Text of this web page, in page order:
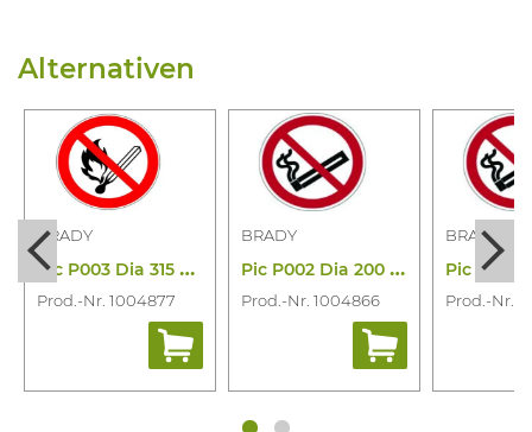
Alternativen
BRADY
P
ic P003 Dia 315 Al 822155
Prod.-Nr. 1004877
BRADY
P
ic P002 Dia 200 Al 822005
Prod.-Nr. 1004866
BRADY
Prod.-Nr.